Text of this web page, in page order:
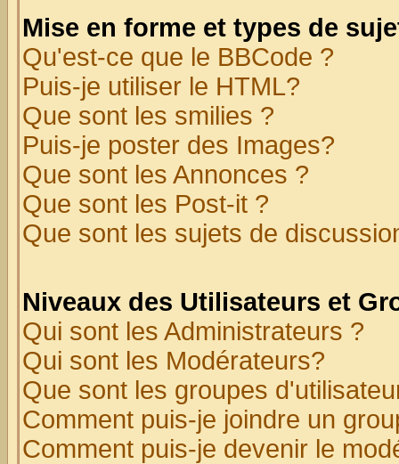
Mise en forme et types de
Qu'est-ce que le BBCode ?
Puis-je utiliser le HTML?
Que sont les smilies ?
Puis-je poster des Images?
Que sont les Annonces ?
Que sont les Post-it ?
Que sont les sujets de
Niveaux des Utilisateurs et
Qui sont les Administrateurs ?
Qui sont les Modérateurs?
Que sont les groupes
Comment puis-je joindre un
Comment puis-je devenir le